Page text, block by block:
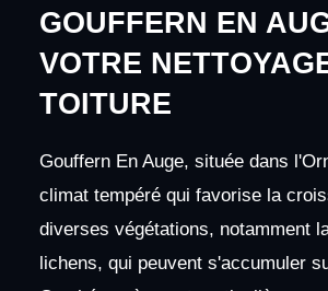
GOUFFERN EN
VOTRE
TOITURE
Gouffern En Auge, située dans
climat tempéré qui favorise la
diverses végétations, notamment
lichens, qui peuvent s'accumuler